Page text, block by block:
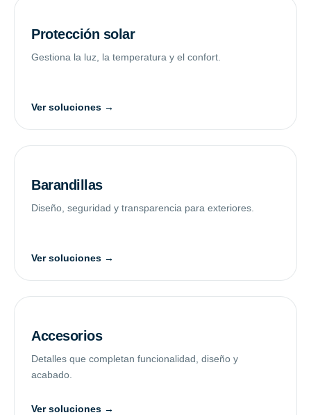
Protección solar
Gestiona la luz, la temperatura y el confort.
Ver soluciones →
Barandillas
Diseño, seguridad y transparencia para exteriores.
Ver soluciones →
Accesorios
Detalles que completan funcionalidad, diseño y
acabado.
Ver soluciones →